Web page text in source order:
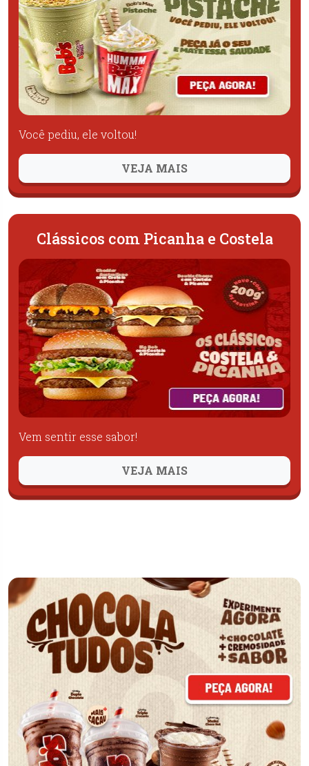
Você pediu, ele voltou!
VEJA MAIS
Clássicos com Picanha e Costela
Vem sentir esse sabor!
VEJA MAIS